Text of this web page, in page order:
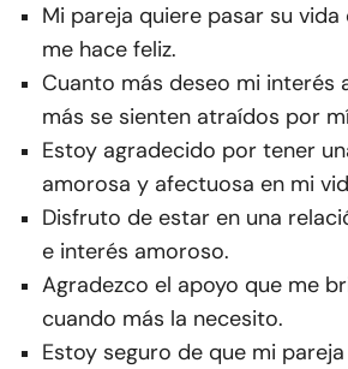
Mi pareja quiere pasar su vida
me hace feliz.
Cuanto más deseo mi interés
más se sienten atraídos por
Estoy agradecido por tener
amorosa y afectuosa en mi
Disfruto de estar en una
e interés amoroso.
Agradezco el apoyo que me
cuando más la necesito.
Estoy seguro de que mi